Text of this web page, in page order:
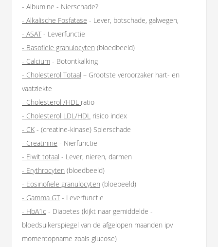
- Albumine - Nierschade?
- Alkalische Fosfatase - Lever, botschade, galwegen,
- ASAT- Leverfunctie
- Basofiele granulocyten (bloedbeeld)
- Calcium - Botontkalking
- Cholesterol Totaal – Grootste veroorzaker hart- en
vaatziekte
- Cholesterol /HDL ratio
- Cholesterol LDL/HDL risico index
- CK - (creatine-kinase) Spierschade
- Creatinine - Nierfunctie
- Eiwit totaal - Lever, nieren, darmen
- Erythrocyten (bloedbeeld)
- Eosinofiele granulocyten (bloebeeld)
- Gamma GT- Leverfunctie
- HbA1c - Diabetes (kijkt naar gemiddelde -
bloedsuikerspiegel van de afgelopen maanden ipv
momentopname zoals glucose)